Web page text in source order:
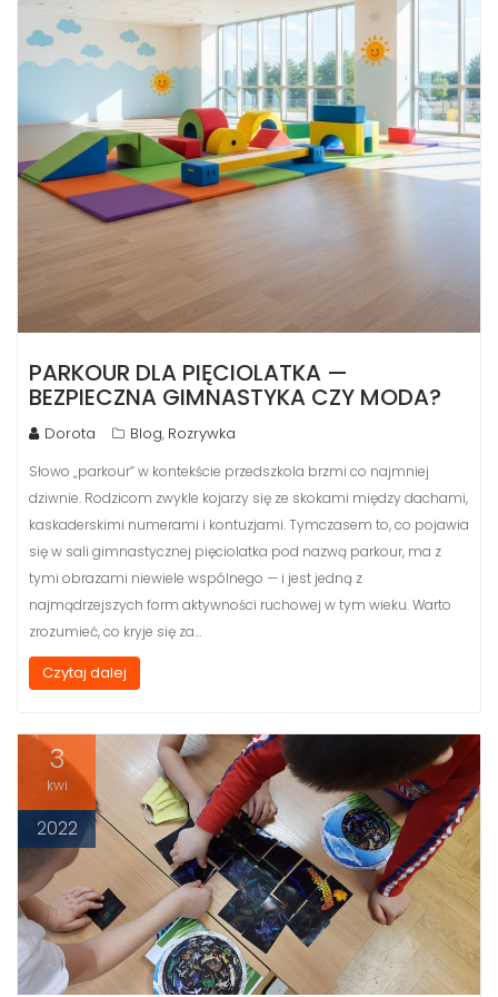
PARKOUR DLA PIĘCIOLATKA —
BEZPIECZNA GIMNASTYKA CZY MODA?
Dorota Blog, Rozrywka
Słowo „parkour” w kontekście przedszkola brzmi co najmniej
dziwnie. Rodzicom zwykle kojarzy się ze skokami między dachami,
kaskaderskimi numerami i kontuzjami. Tymczasem to, co pojawia
się w sali gimnastycznej pięciolatka pod nazwą parkour, ma z
tymi obrazami niewiele wspólnego — i jest jedną z
najmądrzejszych form aktywności ruchowej w tym wieku. Warto
zrozumieć, co kryje się za…
Czytaj dalej
3
kwi
2022